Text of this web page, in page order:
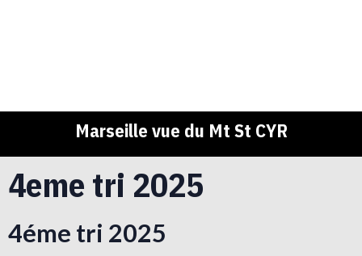
Marseille vue du Mt St CYR
4eme tri 2025
4éme tri 2025